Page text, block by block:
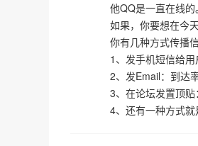
他QQ是一直在线的。
如果，你要想在今
你有几种方式传播
1、发手机短信给
2、发Email：到达
3、在论坛发置顶
4、还有一种方式